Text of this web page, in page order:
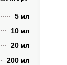
5 мл
10 мл
20 мл
200 мл